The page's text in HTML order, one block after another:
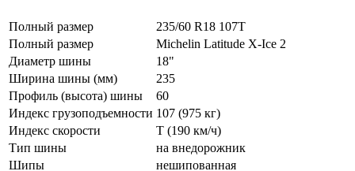
Полный размер
235/60 R18 107T
Полный размер
Michelin Latitude X-Ice 2
Диаметр шины
18"
Ширина шины (мм)
235
Профиль (высота) шины
60
Индекс грузоподъемности 107 (975 кг)
Индекс скорости
T (190 км/ч)
Тип шины
на внедорожник
Шипы
нешипованная